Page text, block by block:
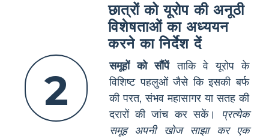
2
छात्रों को यूरोप की अनूठी
विशेषताओं का अध्ययन
करने का निर्देश दें
समूहों को सौंपेंताकि वे यूरोप के
विशिष्ट पहलुओं जैसे कि इसकी बर्फ
की परत, संभव महासागर या सतह की
दरारों की जांच कर सकें। प्रत्येक
समूह अपनी खोज साझा कर एक